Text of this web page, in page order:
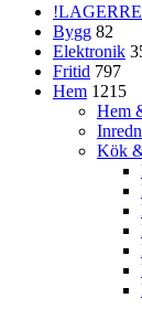
Bygg 82
Elektronik
Fritid 797
Hem 1215
Hem
Kök